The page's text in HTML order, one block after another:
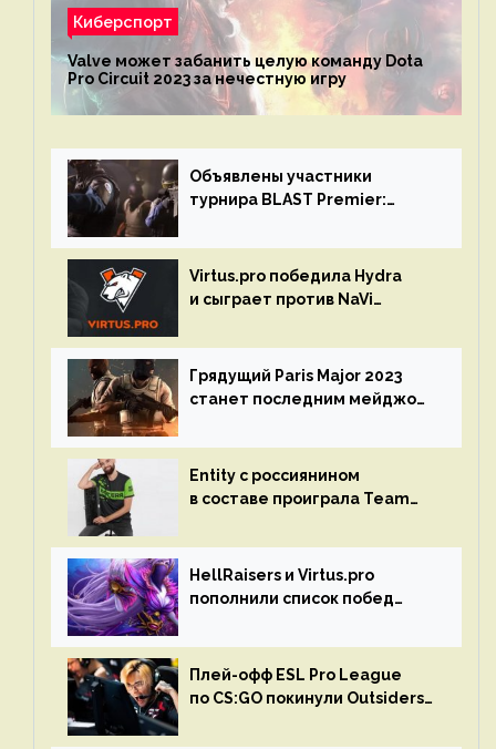
Киберспорт
Valve может забанить целую команду Dota
Pro Circuit 2023 за нечестную игру
Объявлены участники
турнира BLAST Premier:
Virtus.pro победила Hydra
и сыграет против NaVi
Грядущий Paris Major 2023
станет последним мейджор-
Entity с россиянином
в составе проиграла Team
HellRaisers и Virtus.pro
пополнили список побед
Плей-офф ESL Pro League
по CS:GO покинули Outsiders